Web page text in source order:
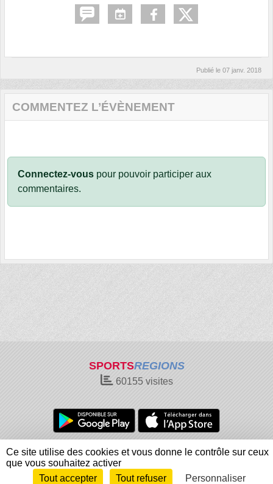
Publié le 07 janv. 2018
COMMENTEZ L’ÉVÈNEMENT
Connectez-vous pour pouvoir participer aux
commentaires.
SPORTSREGIONS
60155visites
Charte cookies
Gestion des cookies
Informations légales
Signaler un contenu inapproprié
Envie de participer ?
Connexion
Ce site utilise des cookies et vous donne le contrôle sur ceux
que vous souhaitez activer
Tout accepter
Tout refuser Personnaliser